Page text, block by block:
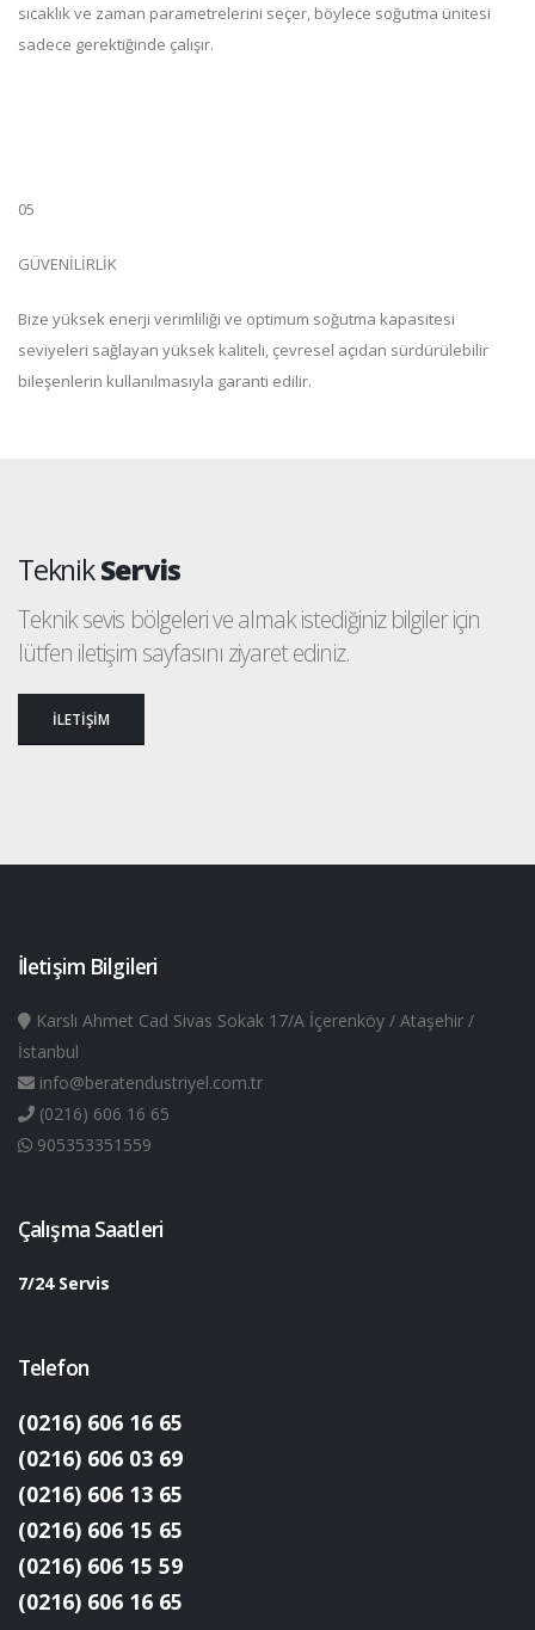
sıcaklık ve zaman parametrelerini seçer, böylece soğutma ünitesi
sadece gerektiğinde çalışır.
05
GÜVENİLİRLİK
Bize yüksek enerji verimliliği ve optimum soğutma kapasitesi
seviyeleri sağlayan yüksek kaliteli, çevresel açıdan sürdürülebilir
bileşenlerin kullanılmasıyla garanti edilir.
TeknikServis
Teknik sevis bölgeleri ve almak istediğiniz bilgiler için
lütfen iletişim sayfasını ziyaret ediniz.
İLETİŞİM
İletişim Bilgileri
Karslı Ahmet Cad Sivas Sokak 17/A İçerenköy / Ataşehir /
İstanbul
info@beratendustriyel.com.tr
(0216) 606 16 65
905353351559
Çalışma Saatleri
7/24 Servis
Telefon
(0216) 606 16 65
(0216) 606 03 69
(0216) 606 13 65
(0216) 606 15 65
(0216) 606 15 59
(0216) 606 16 65